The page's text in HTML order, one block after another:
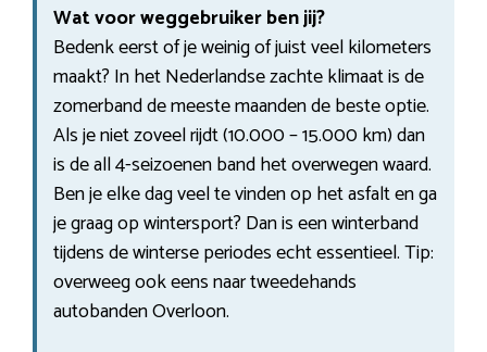
Wat voor weggebruiker ben jij?
Bedenk eerst of je weinig of juist veel kilometers
maakt? In het Nederlandse zachte klimaat is de
zomerband de meeste maanden de beste optie.
Als je niet zoveel rijdt (10.000 – 15.000 km) dan
is de all 4-seizoenen band het overwegen waard.
Ben je elke dag veel te vinden op het asfalt en ga
je graag op wintersport? Dan is een winterband
tijdens de winterse periodes echt essentieel. Tip:
overweeg ook eens naar tweedehands
autobanden Overloon.